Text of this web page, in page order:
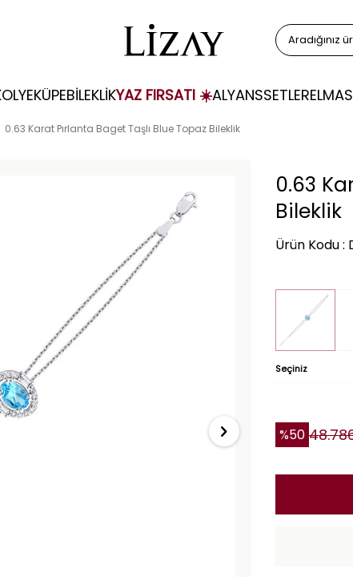
KÜPEBİLEKLİKYAZ FIRSATI ☀️ALYANSSETLERELMAS
0.63 Karat Pırlanta Baget Taşlı Blue Topaz Bileklik
0.63
Bileklik
Ürün Kodu :
Seçiniz
%50